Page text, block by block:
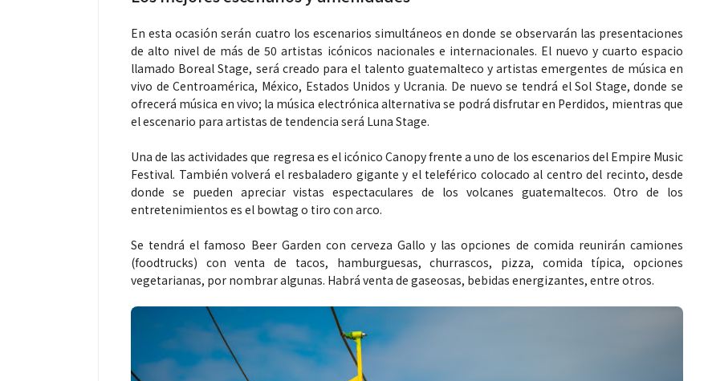
En esta ocasión serán cuatro los escenarios simultáneos en donde se observarán las presentaciones
de alto nivel de más de 50 artistas icónicos nacionales e internacionales. El nuevo y cuarto espacio
llamado Boreal Stage, será creado para el talento guatemalteco y artistas emergentes de música en
vivo de Centroamérica, México, Estados Unidos y Ucrania. De nuevo se tendrá el Sol Stage, donde se
ofrecerá música en vivo; la música electrónica alternativa se podrá disfrutar en Perdidos, mientras que
el escenario para artistas de tendencia será Luna Stage.
Una de las actividades que regresa es el icónico Canopy frente a uno de los escenarios del Empire Music
Festival. También volverá el resbaladero gigante y el teleférico colocado al centro del recinto, desde
donde se pueden apreciar vistas espectaculares de los volcanes guatemaltecos. Otro de los
entretenimientos es el bowtag o tiro con arco.
Se tendrá el famoso Beer Garden con cerveza Gallo y las opciones de comida reunirán camiones
(foodtrucks) con venta de tacos, hamburguesas, churrascos, pizza, comida típica, opciones
vegetarianas, por nombrar algunas. Habrá venta de gaseosas, bebidas energizantes, entre otros.
La marimba une generaciones: el
46.º Festival de Marimba Paiz
transforma la tradición en un
espectáculo para todos
“Donde quiera que estés” el
primer capítulo del universo de
“FRAGMENTOS” su próximo
álbum de estudio